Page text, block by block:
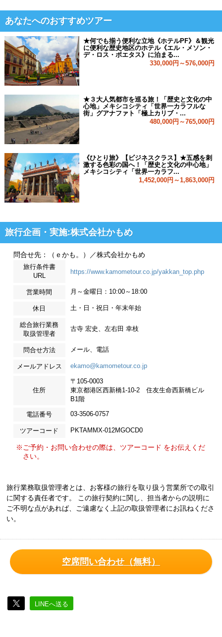
あなたへのおすすめツアー
★何でも揃う便利な立地《ホテルPF》＆観光
に便利な歴史地区のホテル《エル・メソン・
デ・ロス・ポエタス》に泊まる...
330,000円～576,000円
★３大人気都市を巡る旅！「歴史と文化の中
心地」メキシコシティ「世界一カラフルな
街」グアナファト「極上カリブ・...
480,000円～765,000円
《ひとり旅》【ビジネスクラス】★五感を刺
激する色彩の国へ！「歴史と文化の中心地」
メキシコシティ「世界一カラフ...
1,452,000円～1,863,000円
旅行企画・実施:株式会社かもめ
問合せ先：（ｅかも。）／株式会社かもめ
旅行条件書
URL
https://www.kamometour.co.jp/yakkan_top.php
営業時間 月～金曜日：10:00～18:00
休日 土・日・祝日・年末年始
総合旅行業務
取扱管理者
古寺 宏史、左右田 幸枝
問合せ方法 メール、電話
メールアドレス ekamo@kamometour.co.jp
住所
〒105-0003
東京都港区西新橋1-10-2 住友生命西新橋ビル
B1階
電話番号 03-3506-0757
ツアーコード PKTAMMX-012MGOCD0
※ご予約・お問い合わせの際は、ツアーコード をお伝えくだ
さい。
旅行業務取扱管理者とは、お客様の旅行を取り扱う営業所での取引
に関する責任者です。 この旅行契約に関し、担当者からの説明に
ご不明な点があれば、ご遠慮なく上記の取扱管理者にお訊ねくださ
い。
空席問い合わせ（無料）
LINEへ送る